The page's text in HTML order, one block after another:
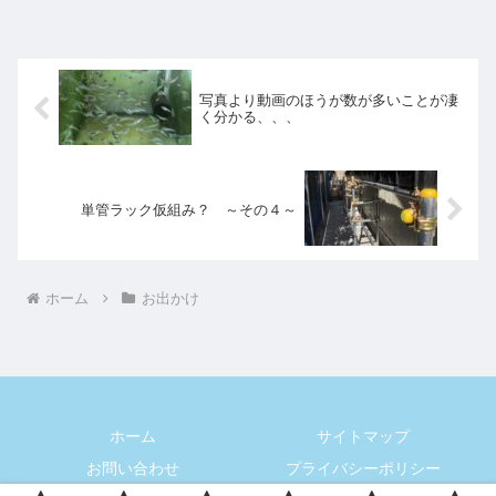
写真より動画のほうが数が多いことが凄
く分かる、、、
単管ラック仮組み？ ～その４～
ホーム お出かけ
ホーム
サイトマップ
お問い合わせ
プライバシーポリシー